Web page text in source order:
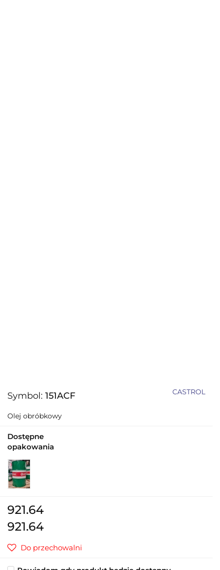
Symbol: 151ACF CASTROL
Olej obróbkowy
Dostępne
opakowania
921.64
921.64
Do przechowalni